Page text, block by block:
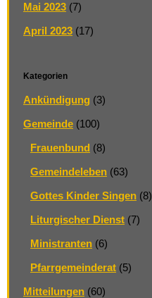
Mai 2023 (7)
April 2023 (17)
Kategorien
Ankündigung (3)
Gemeinde (100)
Frauenbund (8)
Gemeindeleben (63)
Gottes Kinder Singen (8)
Liturgischer Dienst (7)
Ministranten (6)
Pfarrgemeinderat (5)
Mitteilungen (60)